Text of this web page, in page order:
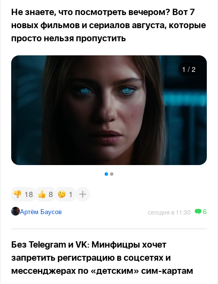
Не знаете, что посмотреть вечером? Вот 7
новых фильмов и сериалов августа, которые
просто нельзя пропустить
1 / 2
18 8 1
Артём Баусов сегодня в 11:30 6
Без Telegram и VK: Минфицры хочет
запретить регистрацию в соцсетях и
мессенджерах по «детским» сим-картам